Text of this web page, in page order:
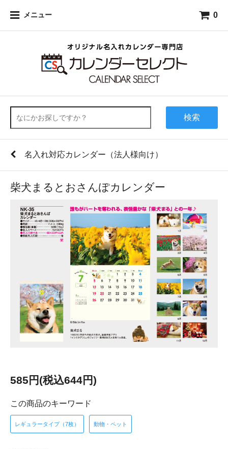
メニュー 0
検索
名入れ対応カレンダー（法人様向け）
柴犬まるとおさんぽカレンダー
585円(税込644円)
この商品のキーワード
レギュラータイプ（7枚） 動物・ペット